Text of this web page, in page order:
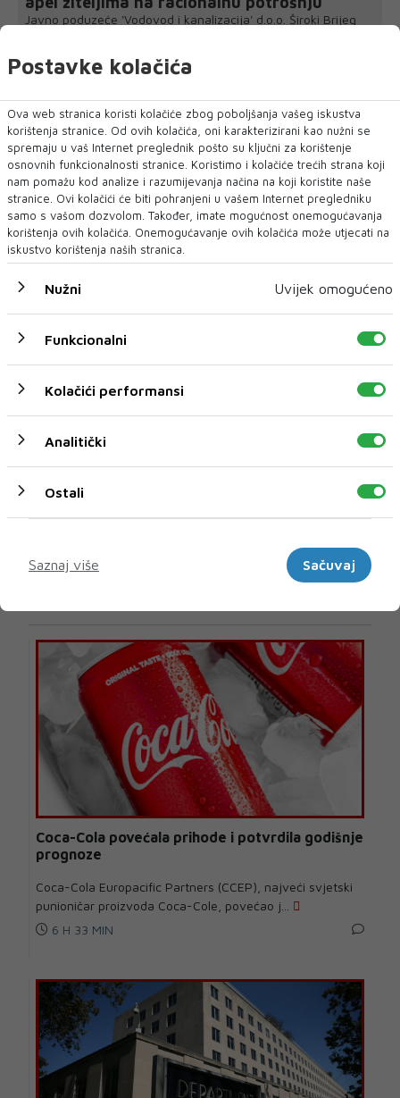
Javno poduzeće 'Vodovod i kanalizacija' d.o.o. Široki Brijeg
Coca-Cola povećala prihode i potvrdila godišnje
prognoze
Coca-Cola Europacific Partners (CCEP), najveći svjetski
punioničar proizvoda Coca-Cole, povećao j...
6 H 33 MIN
Postavke kolačića
Ova web stranica koristi kolačiće zbog poboljšanja vašeg iskustva
korištenja stranice. Od ovih kolačića, oni karakterizirani kao nužni se
spremaju u vaš Internet preglednik pošto su ključni za korištenje
osnovnih funkcionalnosti stranice. Koristimo i kolačiće trećih strana koji
nam pomažu kod analize i razumijevanja načina na koji koristite naše
stranice. Ovi kolačići će biti pohranjeni u vašem Internet pregledniku
samo s vašom dozvolom. Također, imate mogućnost onemogućavanja
korištenja ovih kolačića. Onemogućavanje ovih kolačića može utjecati na
iskustvo korištenja naših stranica.
Nužni Uvijek omogućeno
Funkcionalni
Kolačići performansi
Analitički
Ostali
Saznaj više
Sačuvaj